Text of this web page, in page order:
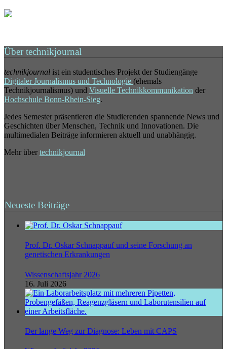
Über technikjournal
technikjournal ist ein studentisches Projekt der Studiengänge
Digitaler Journalismus und Technologie (ehemals
Technikjournalismus) und Visuelle Technikkommunikation der
Hochschule Bonn-Rhein-Sieg.
Jedes Semester präsentieren die Studierenden spannende News und
Geschichten über Menschen, Technik und Innovationen. Die
multimedialen Beiträge informieren aktuell und unabhängig.
Mehr über technikjournal
Neueste Beiträge
Prof. Dr. Oskar Schnappauf und seine Forschung an
genetischen Erkrankungen
Wissenschaftsjahr 2026
16. Juli 2026
Der lange Weg zur Diagnose: Leben mit CAPS